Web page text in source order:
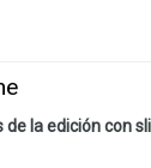
de la edición con